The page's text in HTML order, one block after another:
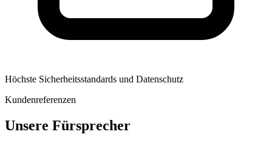
Höchste Sicherheitsstandards und Datenschutz
Kundenreferenzen
Unsere Fürsprecher